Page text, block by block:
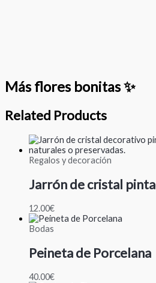
Más flores bonitas ✨
Related Products
Regalos y decoración
Jarrón de cristal
12.00€
Bodas
Peineta de Porcelana
40.00€